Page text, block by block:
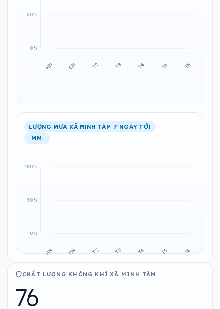
LƯỢNG MƯA XÃ MINH TÂM 7 NGÀY TỚI
MM
CHẤT LƯỢNG KHÔNG KHÍ XÃ MINH TÂM
76